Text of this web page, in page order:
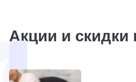
Акции и скидки